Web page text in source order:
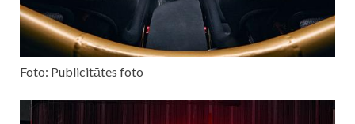
Foto: Publicitātes foto